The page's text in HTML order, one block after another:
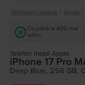
Telefoane mobile Apple
Cu până la 40% mai
ieftin
Telefon mobil Apple
iPhone 17 Pro
Deep Blue, 256 GB,